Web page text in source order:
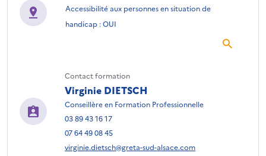
Accessibilité aux personnes en situation de
handicap : OUI
Contact formation
Virginie DIETSCH
Conseillère en Formation Professionnelle
03 89 43 16 17
07 64 49 08 45
virginie.dietsch@greta-sud-alsace.com